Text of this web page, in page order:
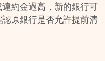
約金過高，新的銀行可
原銀行是否允許提前清